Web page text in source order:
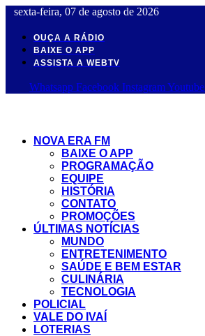
conteúdo
sexta-feira, 07 de agosto de 2026
OUÇA A RÁDIO
BAIXE O APP
ASSISTA A WEBTV
Whatsapp Facebook InstagramYoutube
NOVA ERA FM
BAIXE O APP
PROGRAMAÇÃO
EQUIPE
HISTÓRIA
CONTATO
PROMOÇÕES
ÚLTIMAS NOTÍCIAS
MUNDO
ENTRETENIMENTO
SAÚDE E BEM ESTAR
CULINÁRIA
TECNOLOGIA
POLICIAL
VALE DO IVAÍ
LOTERIAS